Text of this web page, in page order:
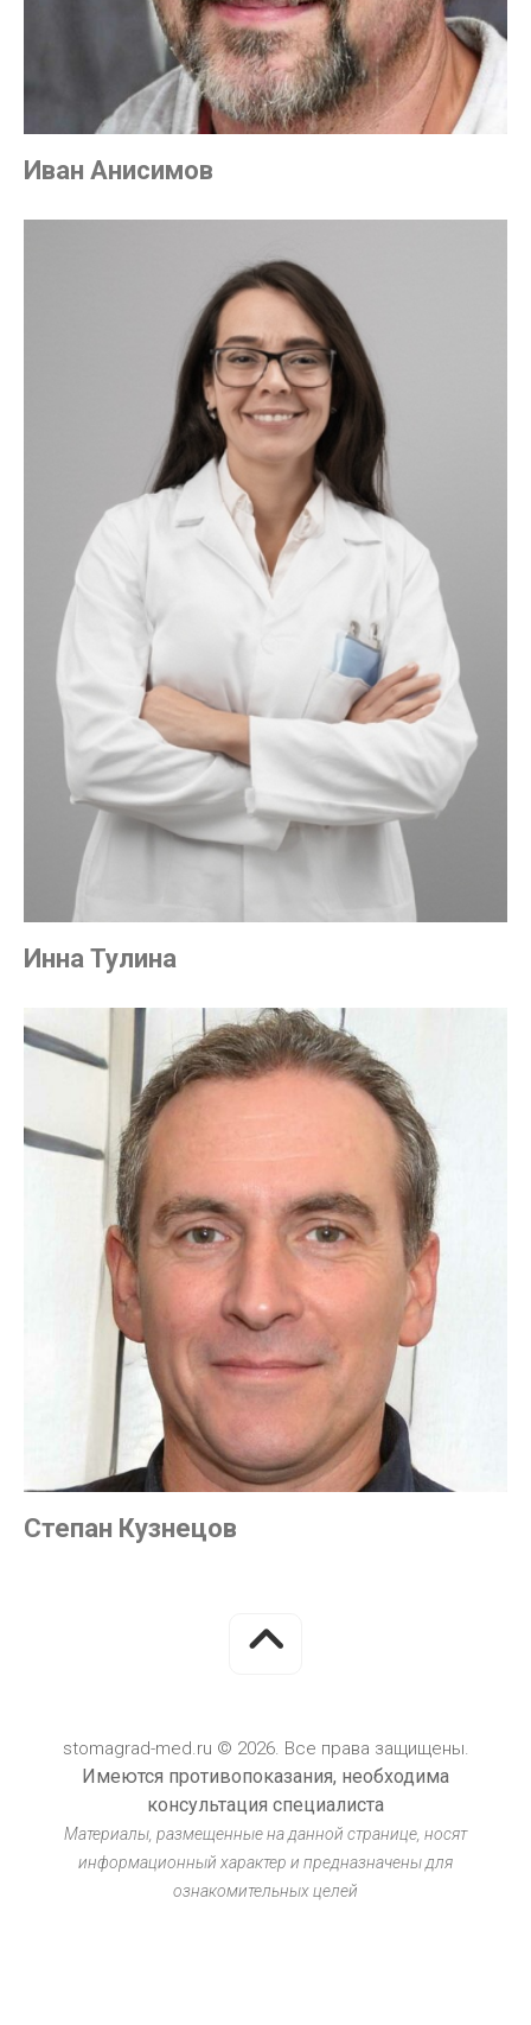
Иван Анисимов
Инна Тулина
Степан Кузнецов
stomagrad-med.ru © 2026. Все права защищены.
Имеются противопоказания, необходима
консультация специалиста
Материалы, размещенные на данной странице, носят
информационный характер и предназначены для
ознакомительных целей